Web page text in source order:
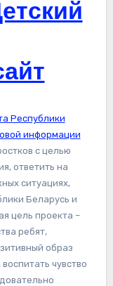
Республики
информации
с целью
ответить на
ситуациях,
Беларусь и
цель проекта –
ребят,
образ
чувство